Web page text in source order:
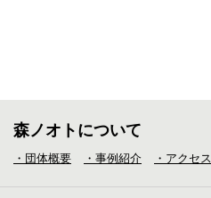
森ノオトについて
・団体概要 ・事例紹介 ・アクセス